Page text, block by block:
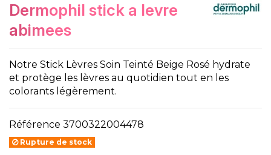
dermophil stick a levre
abimees
Notre Stick Lèvres Soin Teinté Beige Rosé hydrate
et protège les lèvres au quotidien tout en les
colorants légèrement.
Référence 3700322004478
Rupture de stock